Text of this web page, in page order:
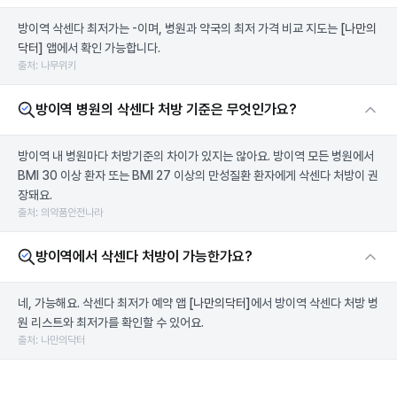
방이역 삭센다 최저가는 -이며, 병원과 약국의 최저 가격 비교 지도는 [나만의
닥터] 앱에서 확인 가능합니다.
출처: 나무위키
방이역 병원의 삭센다 처방 기준은 무엇인가요?
방이역 내 병원마다 처방기준의 차이가 있지는 않아요. 방이역 모든 병원에서
BMI 30 이상 환자 또는 BMI 27 이상의 만성질환 환자에게 삭센다 처방이 권
장돼요.
출처: 의약품안전나라
방이역에서 삭센다 처방이 가능한가요?
네, 가능해요. 삭센다 최저가 예약 앱 [나만의닥터] 에서 방이역 삭센다 처방 병
원 리스트와 최저가를 확인할 수 있어요.
출처: 나만의닥터